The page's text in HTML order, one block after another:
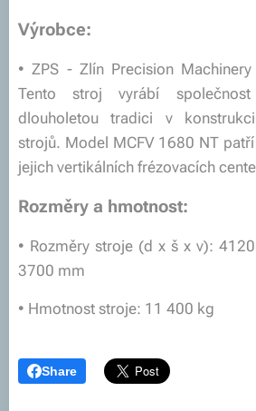
Výrobce:
• ZPS - Zlín Precision
Tento stroj vyrábí
dlouholetou tradici v
strojů. Model MCFV 1680 NT
jejich vertikálních frézovacích
Rozměry a hmotnost:
• Rozměry stroje (d x š x v):
3700 mm
• Hmotnost stroje: 11 400 kg
Share